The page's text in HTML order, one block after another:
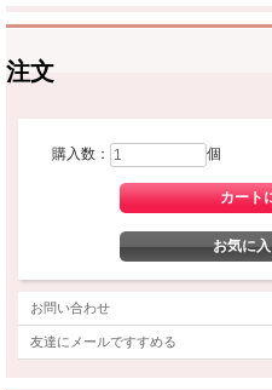
注文
購入数： 個
お問い合わせ
友達にメールですすめる